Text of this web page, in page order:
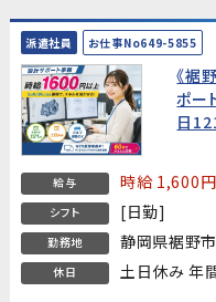
派遣社員 お仕事No649-5855
《裾
ポー
日
給与 時給 1,600
シフト [日勤]
勤務地 静岡県裾野市
休日 土日休み 年